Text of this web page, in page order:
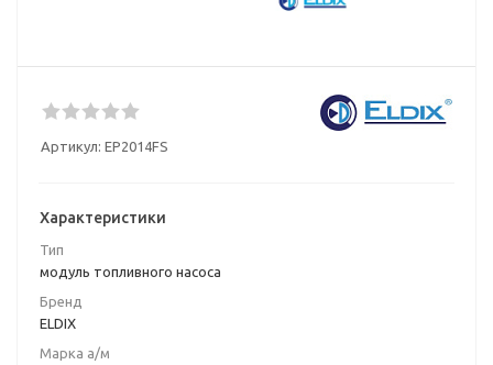
Артикул: EP2014FS
Характеристики
Тип
модуль топливного насоса
Бренд
ELDIX
Марка а/м